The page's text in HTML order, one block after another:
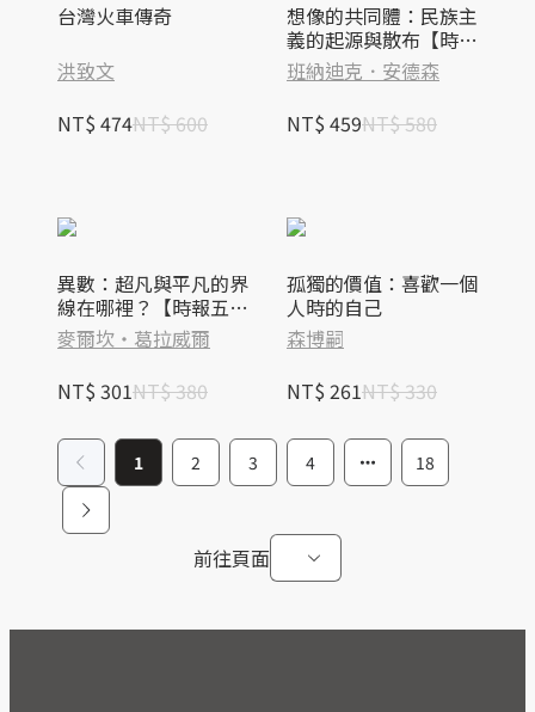
台灣火車傳奇
洪致文
NT$ 474NT$ 600
想像的共同體：民族主
義的起源與散布【時報
五十‧金句透卡組限量
版】
班納迪克．安德森
NT$ 459NT$ 580
異數：超凡與平凡的界
線在哪裡？【時報五
十‧金句透卡組限量
版】
麥爾坎‧葛拉威爾
NT$ 301NT$ 380
孤獨的價值：喜歡一個
人時的自己
森博嗣
NT$ 261NT$ 330
1 2 3 4 18
前往頁面